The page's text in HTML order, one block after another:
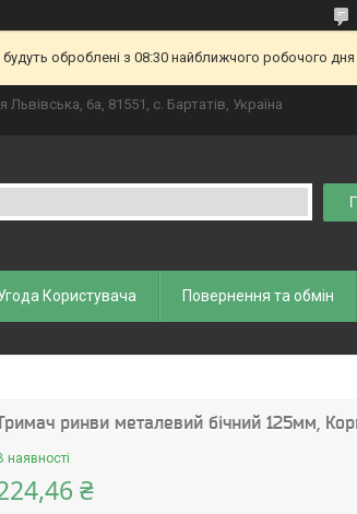
оброблені з 08:30 найближчого робочого дня
Львівська, 6а, 81551, с. Бартатів, Україна
Користувача Повернення та обмін
ринви металевий бічний 125мм,
наявності
₴